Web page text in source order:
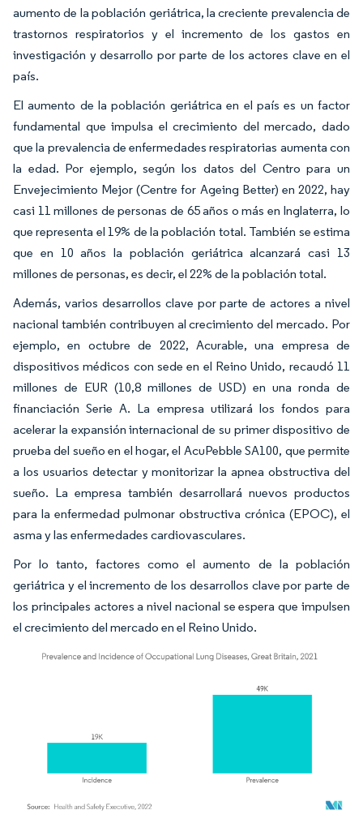
aumento de la población geriátrica, la creciente prevalencia de
trastornos respiratorios y el incremento de los gastos en
investigación y desarrollo por parte de los actores clave en el
país.
El aumento de la población geriátrica en el país es un factor
fundamental que impulsa el crecimiento del mercado, dado
que la prevalencia de enfermedades respiratorias aumenta con
la edad. Por ejemplo, según los datos del Centro para un
Envejecimiento Mejor (Centre for Ageing Better) en 2022, hay
casi 11 millones de personas de 65 años o más en Inglaterra, lo
que representa el 19% de la población total. También se estima
que en 10 años la población geriátrica alcanzará casi 13
millones de personas, es decir, el 22% de la población total.
Además, varios desarrollos clave por parte de actores a nivel
nacional también contribuyen al crecimiento del mercado. Por
ejemplo, en octubre de 2022, Acurable, una empresa de
dispositivos médicos con sede en el Reino Unido, recaudó 11
millones de EUR (10,8 millones de USD) en una ronda de
financiación Serie A. La empresa utilizará los fondos para
acelerar la expansión internacional de su primer dispositivo de
prueba del sueño en el hogar, el AcuPebble SA100, que permite
a los usuarios detectar y monitorizar la apnea obstructiva del
sueño. La empresa también desarrollará nuevos productos
para la enfermedad pulmonar obstructiva crónica (EPOC), el
asma y las enfermedades cardiovasculares.
Por lo tanto, factores como el aumento de la población
geriátrica y el incremento de los desarrollos clave por parte de
los principales actores a nivel nacional se espera que impulsen
el crecimiento del mercado en el Reino Unido.